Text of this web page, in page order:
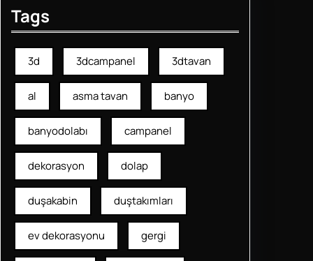
Tags
3d 3dcampanel 3dtavan
al asma tavan banyo
banyodolabı campanel
dekorasyon dolap
duşakabin duştakımları
ev dekorasyonu gergi